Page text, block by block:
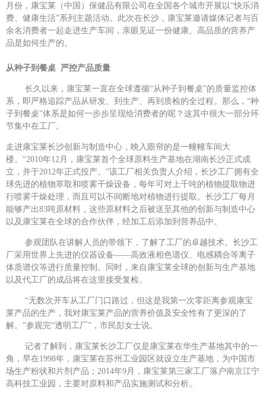
月份，康宝莱（中国）保健品有限公司在全国各个城市开展以“快乐消
费、健康生活”系列主题活动。此次在长沙，康宝莱邀请媒体记者与百
余名消费者一起走进生产车间，亲眼见证一份健康、高品质的营养产
品是如何生产的。
从种子到餐桌 严控产品质量
长久以来，康宝莱一直在全球遵循“从种子到餐桌”的质量监控体
系，即严格追踪产品从研发、到生产、再到质检的全过程。那么，“种
子到餐桌”体系是如何一步步呈现给消费者的呢？这其中很大一部分环
节集中在工厂。
走进康宝莱长沙创新与制造中心，映入眼帘的是一幢幢车间大
楼。“2010年12月，康宝莱首个全球原料生产基地在湖南长沙正式成
立，并于2012年正式投产。”该工厂相关负责人介绍，长沙工厂拥有全
球先进的植物萃取和喷雾干燥设备，每年可对上千吨的植物提取物进
行喷雾干燥处理，而且可以不间断地对植物进行提取。长沙工厂每月
能够产出83吨原材料，这些原材料之后被送至其他的创新与制造中心
以及康宝莱在全球的合作伙伴，经加工后添加到营养品中。
参观团队在讲解人员的带领下，了解了工厂的卓越技术。长沙工
厂采用世界上先进的仪器设备——高效液相色谱仪、电感耦合等离子
体质谱仪等进行质量控制。同时，来自康宝莱全球的创新与生产基地
以及代工厂的成品将在这里接受复检。
“无数次开车从工厂门口路过，但这是我第一次零距离参观康宝
莱产品的生产，我对康宝莱产品的营养价值及安全性有了更深的了
解。”参观完“透明工厂”，市民彭女士说。
记者了解到，康宝莱长沙工厂仅是康宝莱在华生产基地其中的一
角，早在1998年，康宝莱在苏州工业园区就设立生产基地，为中国市
场生产粉状和片剂产品；2014年9月，康宝莱第三家工厂落户南京江宁
高科技工业园，主要对原料和产品实施测试和分析。